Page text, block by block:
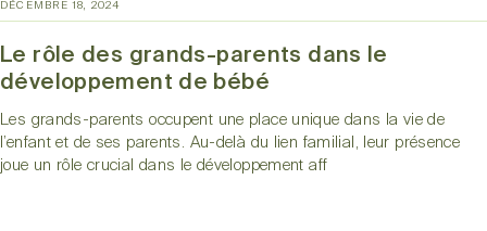
DÉCEMBRE 18, 2024
Le rôle des grands-parents dans le
développement de bébé
Les grands-parents occupent une place unique dans la vie de
l’enfant et de ses parents. Au-delà du lien familial, leur présence
joue un rôle crucial dans le développement aff